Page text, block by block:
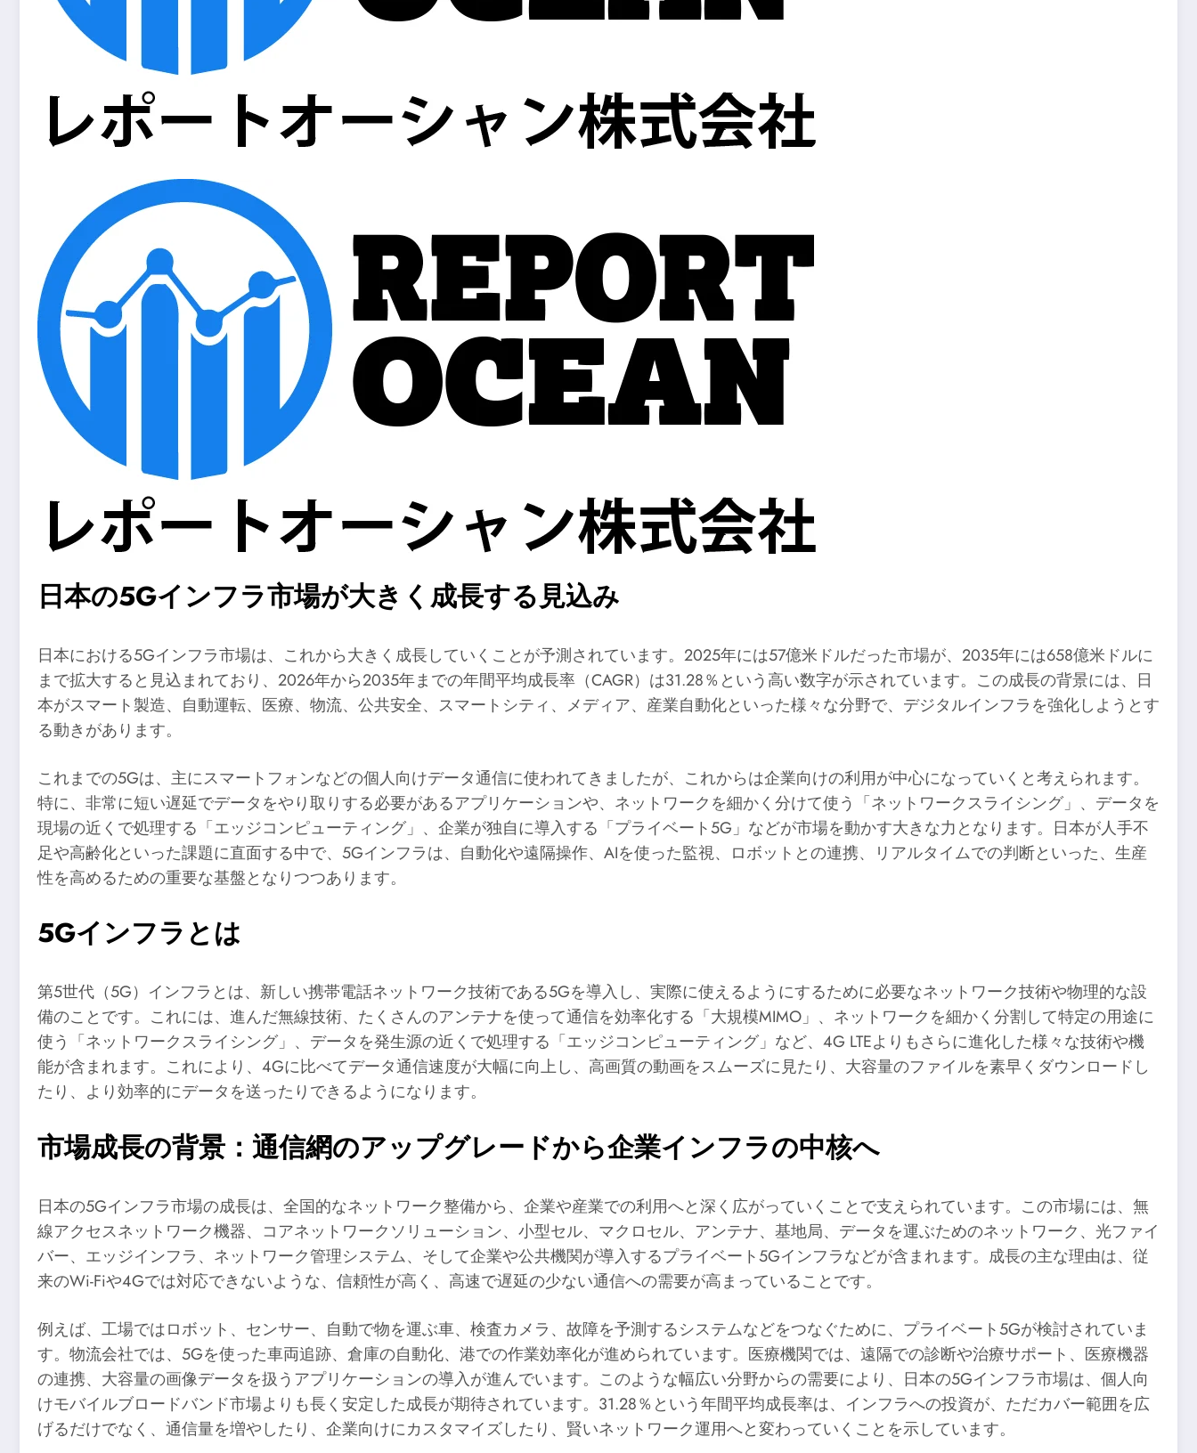
日本の5Gインフラ市場が大きく成長する見込み
日本における5Gインフラ市場は、これから大きく成長していくことが予測されています。2025年には57億米ドルだった市場が、2035年には658億米ドルに
まで拡大すると見込まれており、2026年から2035年までの年間平均成長率（CAGR）は31.28％という高い数字が示されています。この成長の背景には、日
本がスマート製造、自動運転、医療、物流、公共安全、スマートシティ、メディア、産業自動化といった様々な分野で、デジタルインフラを強化しようとす
る動きがあります。
これまでの5Gは、主にスマートフォンなどの個人向けデータ通信に使われてきましたが、これからは企業向けの利用が中心になっていくと考えられます。
特に、非常に短い遅延でデータをやり取りする必要があるアプリケーションや、ネットワークを細かく分けて使う「ネットワークスライシング」、データを
現場の近くで処理する「エッジコンピューティング」、企業が独自に導入する「プライベート5G」などが市場を動かす大きな力となります。日本が人手不
足や高齢化といった課題に直面する中で、5Gインフラは、自動化や遠隔操作、AIを使った監視、ロボットとの連携、リアルタイムでの判断といった、生産
性を高めるための重要な基盤となりつつあります。
5Gインフラとは
第5世代（5G）インフラとは、新しい携帯電話ネットワーク技術である5Gを導入し、実際に使えるようにするために必要なネットワーク技術や物理的な設
備のことです。これには、進んだ無線技術、たくさんのアンテナを使って通信を効率化する「大規模MIMO」、ネットワークを細かく分割して特定の用途に
使う「ネットワークスライシング」、データを発生源の近くで処理する「エッジコンピューティング」など、4G LTEよりもさらに進化した様々な技術や機
能が含まれます。これにより、4Gに比べてデータ通信速度が大幅に向上し、高画質の動画をスムーズに見たり、大容量のファイルを素早くダウンロードし
たり、より効率的にデータを送ったりできるようになります。
市場成長の背景：通信網のアップグレードから企業インフラの中核へ
日本の5Gインフラ市場の成長は、全国的なネットワーク整備から、企業や産業での利用へと深く広がっていくことで支えられています。この市場には、無
線アクセスネットワーク機器、コアネットワークソリューション、小型セル、マクロセル、アンテナ、基地局、データを運ぶためのネットワーク、光ファイ
バー、エッジインフラ、ネットワーク管理システム、そして企業や公共機関が導入するプライベート5Gインフラなどが含まれます。成長の主な理由は、従
来のWi-Fiや4Gでは対応できないような、信頼性が高く、高速で遅延の少ない通信への需要が高まっていることです。
例えば、工場ではロボット、センサー、自動で物を運ぶ車、検査カメラ、故障を予測するシステムなどをつなぐために、プライベート5Gが検討されていま
す。物流会社では、5Gを使った車両追跡、倉庫の自動化、港での作業効率化が進められています。医療機関では、遠隔での診断や治療サポート、医療機器
の連携、大容量の画像データを扱うアプリケーションの導入が進んでいます。このような幅広い分野からの需要により、日本の5Gインフラ市場は、個人向
けモバイルブロードバンド市場よりも長く安定した成長が期待されています。31.28％という年間平均成長率は、インフラへの投資が、ただカバー範囲を広
げるだけでなく、通信量を増やしたり、企業向けにカスタマイズしたり、賢いネットワーク運用へと変わっていくことを示しています。